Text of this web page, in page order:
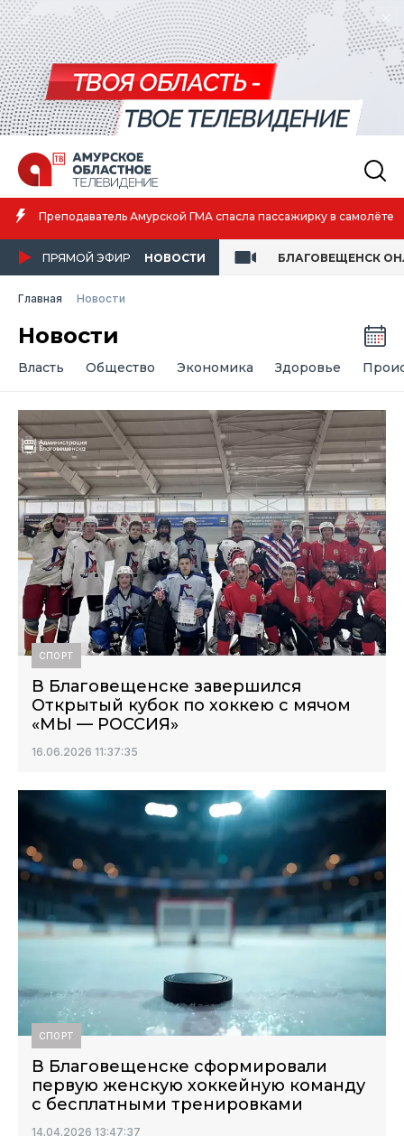
Амурская спортсменка выиграла первенство России по лёгкой
атлетике
ПРЯМОЙ ЭФИР НОВОСТИ БЛАГОВЕЩЕНСК
Главная Новости
Новости
Власть Общество Экономика Здоровье
СПОРТ
В Благовещенске завершился
Открытый кубок по хоккею с мячом
«МЫ — РОССИЯ»
16.06.2026 11:37:35
СПОРТ
В Благовещенске сформировали
первую женскую хоккейную команду
с бесплатными тренировками
14.04.2026 13:47:37